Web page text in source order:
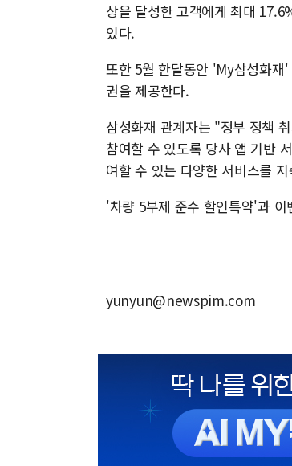
상을 달성한 고객에게 최대
있다.
또한 5월 한달동안 'My삼성화재
권을 제공한다.
삼성화재 관계자는 "정부 정책
참여할 수 있도록 당사 앱 기반
여할 수 있는 다양한 서비스를
'차량 5부제 준수 할인특약'과
yunyun@newspim.com